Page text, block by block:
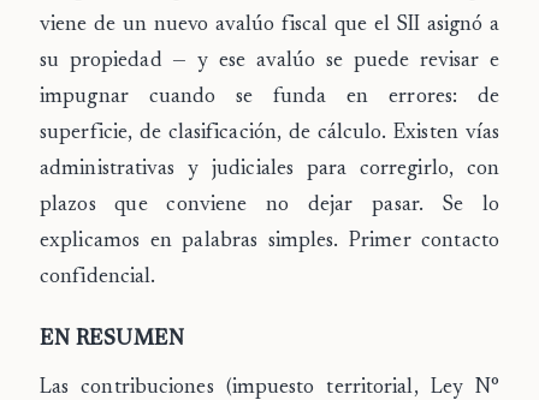
viene de un nuevo avalúo fiscal que el SII asignó a
su propiedad — y ese avalúo se puede revisar e
impugnarcuando se funda en errores: de
superficie, de clasificación, de cálculo. Existen vías
administrativas y judiciales para corregirlo, con
plazos que conviene no dejar pasar. Se lo
explicamos en palabras simples. Primer contacto
confidencial.
EN RESUMEN
Lascontribuciones (impuesto territorial, Ley N°